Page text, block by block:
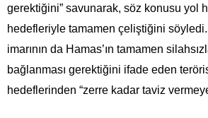
gerektiğini” savunarak, söz konusu yol
hedefleriyle tamamen çeliştiğini
imarının da Hamas’ın tamamen
bağlanması gerektiğini ifade eden
hedeflerinden “zerre kadar taviz